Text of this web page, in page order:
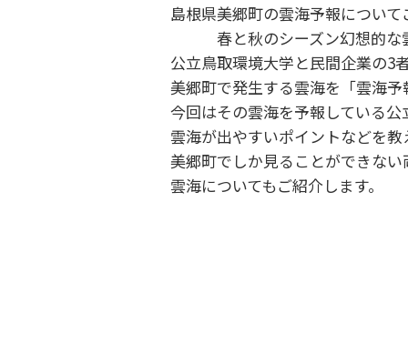
島根県美郷町の雲海予報について
春と秋のシーズン幻想的な雲
公立鳥取環境大学と民間企業の3
美郷町で発生する雲海を「雲海
今回はその雲海を予報している
雲海が出やすいポイントなどを
美郷町でしか見ることができな
雲海についてもご紹介します。